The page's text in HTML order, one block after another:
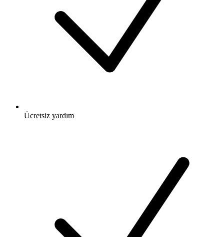
Ücretsiz yardım